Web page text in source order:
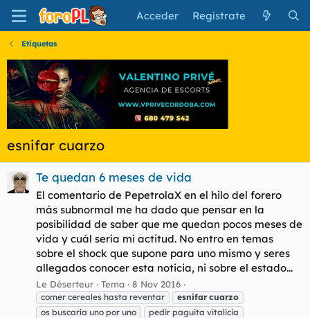
Acceder Regístrate
Etiquetas
esnifar cuarzo
Te quedan 6 meses de vida
El comentario de PepetrolaX en el hilo del forero
más subnormal me ha dado que pensar en la
posibilidad de saber que me quedan pocos meses de
vida y cuál sería mi actitud. No entro en temas
sobre el shock que supone para uno mismo y seres
allegados conocer esta noticia, ni sobre el estado...
Le Déserteur Tema 8 Nov 2016
comer cereales hasta reventar esnifar cuarzo
os buscaría uno por uno
pedir paguita vitalicia